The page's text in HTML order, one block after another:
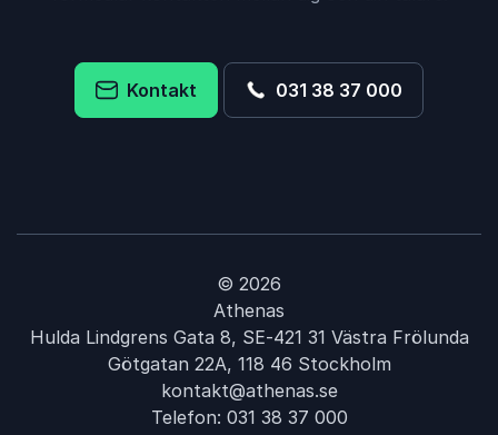
Kontakt 031 38 37 000
© 2026
Athenas
Hulda Lindgrens Gata 8, SE-421 31 Västra Frölunda
Götgatan 22A, 118 46 Stockholm
kontakt@athenas.se
Telefon: 031 38 37 000